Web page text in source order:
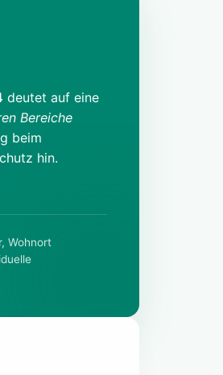
deutet auf eine
Bereiche
beim
hin.
Wohnort